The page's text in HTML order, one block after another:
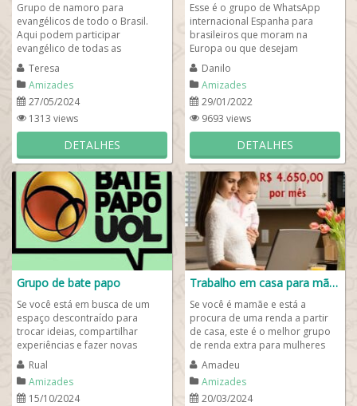
Grupo de namoro para
evangélicos de todo o Brasil.
Aqui podem participar
evangélico de todas as
denominações cristãs desde que
mantenham o respeito com as...
Teresa
Amizades
27/05/2024
1313 views
DETALHES
Esse é o grupo de WhatsApp
internacional Espanha para
brasileiros que moram na
Europa ou que desejam
conhecer a Espanha. Faça novos
amigos por esse...
Danilo
Amizades
29/01/2022
9693 views
DETALHES
Grupo de bate papo
Se você está em busca de um
espaço descontraído para
trocar ideias, compartilhar
experiências e fazer novas
amizades, nosso grupo de bate-
papo é o lugar...
Rual
Amizades
15/10/2024
Trabalho em casa para mães 👩‍👧‍👦
Se você é mamãe e está a
procura de uma renda a partir
de casa, este é o melhor grupo
de renda extra para mulheres
que são mães e precisam ter
uma fonte...
Amadeu
Amizades
20/03/2024